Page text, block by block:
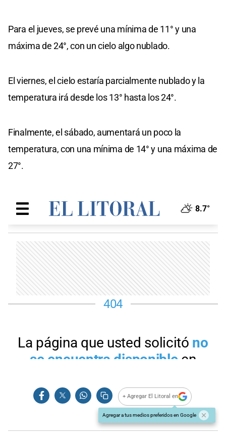
Para el jueves, se prevé una mínima de 11° y una
máxima de 24°, con un cielo algo nublado.
El viernes, el cielo estaría parcialmente nublado y la
temperatura irá desde los 13° hasta los 24°.
Finalmente, el sábado, aumentará un poco la
temperatura, con una mínima de 14° y una máxima de
27°.
+ Agregar El Litoral en
Agregar a tus medios preferidos en Google